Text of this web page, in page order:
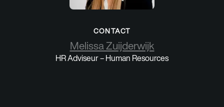
CONTACT
Melissa Zuijderwijk
HR Adviseur – Human Resources